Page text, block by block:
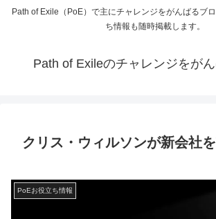
Path of Exile（PoE）で主にチャレンジをがんばるブ
ち情報も随時掲載します。
Path of Exileのチャレンジをが
クリス・ウィルソンが新会社
PoEお役立ち情報